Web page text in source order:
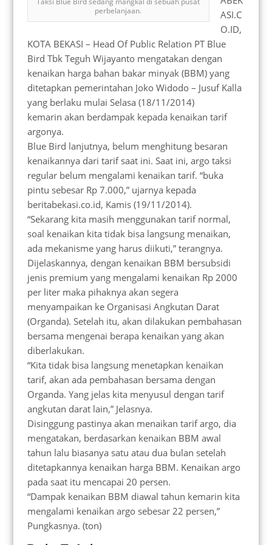
perbelanjaan.
ASI.C
O.ID,
KOTA BEKASI – Head Of Public Relation PT Blue
Bird Tbk Teguh Wijayanto mengatakan dengan
kenaikan harga bahan bakar minyak (BBM) yang
ditetapkan pemerintahan Joko Widodo – Jusuf Kalla
yang berlaku mulai Selasa (18/11/2014)
kemarin akan berdampak kepada kenaikan tarif
argonya.
Blue Bird lanjutnya, belum menghitung besaran
kenaikannya dari tarif saat ini. Saat ini, argo taksi
regular belum mengalami kenaikan tarif. “buka
pintu sebesar Rp 7.000,” ujarnya kepada
beritabekasi.co.id, Kamis (19/11/2014).
“Sekarang kita masih menggunakan tarif normal,
soal kenaikan kita tidak bisa langsung menaikan,
ada mekanisme yang harus diikuti,” terangnya.
Dijelaskannya, dengan kenaikan BBM bersubsidi
jenis premium yang mengalami kenaikan Rp 2000
per liter maka pihaknya akan segera
menyampaikan ke Organisasi Angkutan Darat
(Organda). Setelah itu, akan dilakukan pembahasan
bersama mengenai berapa kenaikan yang akan
diberlakukan.
“Kita tidak bisa langsung menetapkan kenaikan
tarif, akan ada pembahasan bersama dengan
Organda. Yang jelas kita menyusul dengan tarif
angkutan darat lain,” Jelasnya.
Disinggung pastinya akan menaikan tarif argo, dia
mengatakan, berdasarkan kenaikan BBM awal
tahun lalu biasanya satu atau dua bulan setelah
ditetapkannya kenaikan harga BBM. Kenaikan argo
pada saat itu mencapai 20 persen.
“Dampak kenaikan BBM diawal tahun kemarin kita
mengalami kenaikan argo sebesar 22 persen,”
Pungkasnya. (ton)